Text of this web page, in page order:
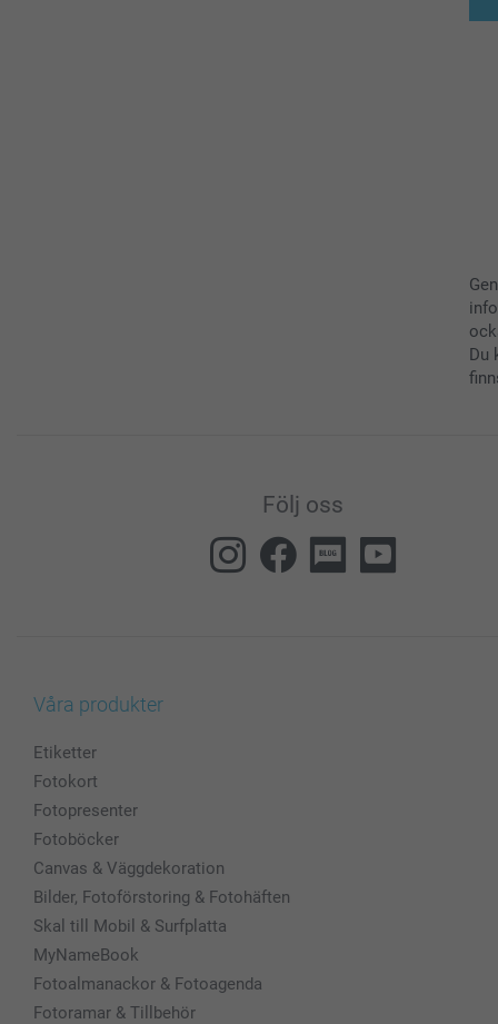
Du
Följ oss
Våra produkter
Etiketter
Fotokort
Fotopresenter
Fotoböcker
Canvas & Väggdekoration
Bilder, Fotoförstoring & Fotohäften
Skal till Mobil & Surfplatta
MyNameBook
Fotoalmanackor & Fotoagenda
Fotoramar & Tillbehör